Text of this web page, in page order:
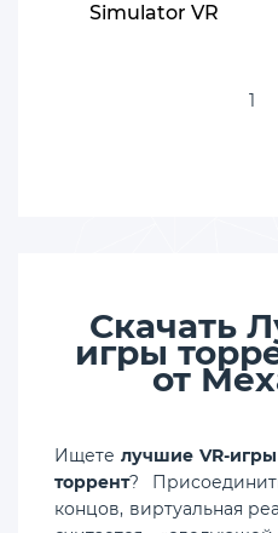
Simulator VR
1
Скачать
игры
от
Ищете лучшие VR-игры
торрент?
концов, виртуальная